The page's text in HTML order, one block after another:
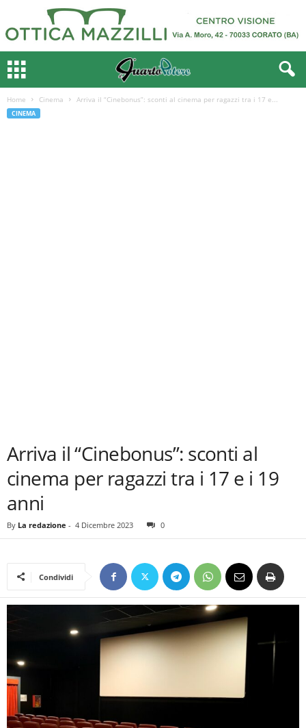
Home Cinema Arriva il “Cinebonus”: sconti al cinema per ragazzi tra i 17 e...
CINEMA
Arriva il “Cinebonus”: sconti al
cinema per ragazzi tra i 17 e i 19
anni
By La redazione - 4 Dicembre 2023 0
Condividi